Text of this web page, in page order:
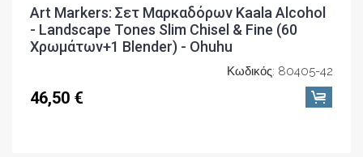
Art Markers: Σετ Μαρκαδόρων Kaala Alcohol
- Landscape Tones Slim Chisel & Fine (60
Χρωμάτων+1 Blender) - Ohuhu
Κωδικός: 80405-42
46,50 €